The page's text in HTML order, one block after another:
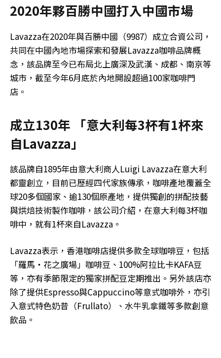
2020年夥百勝中國打入中國市場
Lavazza在2020年與百勝中國（9987）成立合資公司，
共同在中國內地市場探索和發展Lavazza咖啡品牌概
念，該品牌至今已布局北上廣深及武漢、成都、南京等
城市，截至今年6月底於內地開設超過100家咖啡門
店。
成立130年 「意大利每3杯有1杯來
自Lavazza」
該品牌自1895年由意大利商人Luigi Lavazza在意大利
都靈創立，目前已歷經四代家族傳承，咖啡產地覆蓋全
球20多個國家、逾130個原產地，提供獨創的拼配技藝
與烘焙技術製作咖啡，該公司介紹，在意大利每3杯咖
啡中，就有1杯來自Lavazza。
Lavazza表示，香港咖啡店提供多款全球咖啡豆，包括
「羅馬・花之廣場」咖啡豆、100%阿拉比卡KAFA豆
等，亦有季節限定的獨家拼配豆定期推出。另外該店亦
除了提供Espresso與Cappuccino等意式咖啡外，亦引
入意式特色奶昔（Frullato）、水牛乳拿鐵等多款創意
飲品。